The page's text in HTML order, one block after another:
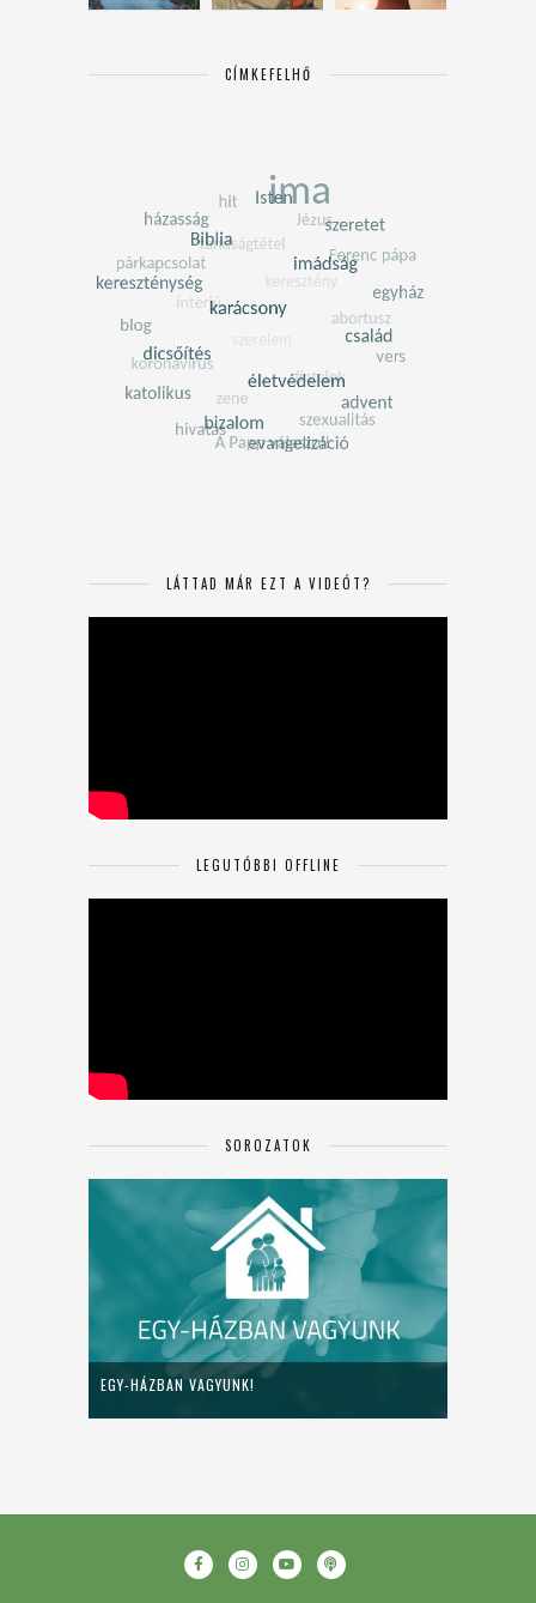
CÍMKEFELHŐ
LÁTTAD MÁR EZT A VIDEÓT?
LEGUTÓBBI OFFLINE
SOROZATOK
EGY-HÁZBAN VAGYUNK!